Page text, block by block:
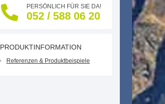
PERSÖNLICH FÜR SIE DA!
052 / 588 06 20
PRODUKTINFORMATION
Referenzen & Produktbeispiele